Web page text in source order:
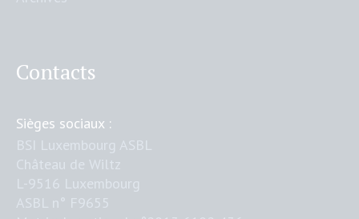
Contacts
Sièges sociaux :